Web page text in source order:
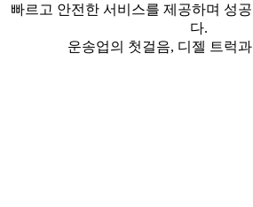
빠르고 안전한 서비스를 제공하며 성
다.
운송업의 첫걸음, 디젤 트럭